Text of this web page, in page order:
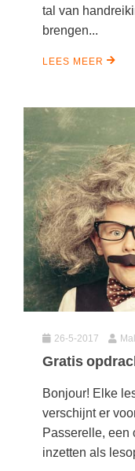
tal van
brengen...
LEES MEER
26-5-2017
Gratis
Bonjour! Elke
verschijnt er
Passerelle, een
inzetten als